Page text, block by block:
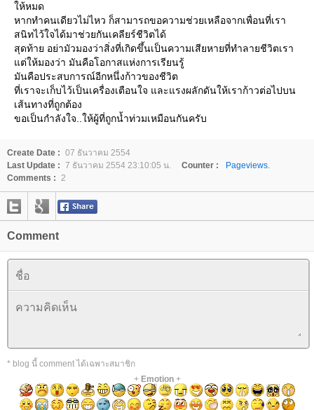
ให้หมด
หากทำคนเดียวไม่ไหว ก็สามารถขอความช่วยเหลือจากเพื่อนที่เรา
สนิทไว้ใจได้มาช่วยกันเคลียร์ชีวิตได้
สุดท้าย อย่ามัวมองว่าสิ่งที่เกิดขึ้นเป็นความเสียหายที่ทำลายชีวิตเรา
แต่ให้มองว่า มันคือโอกาสแห่งการเรียนรู้
มันคือประสบการณ์อีกหนึ่งก้าวของชีวิต
ที่เราจะเก็บไว้เป็นเครื่องเตือนใจ และแรงผลักดันให้เราก้าวต่อไปบน
เส้นทางที่ถูกต้อง
ขอเป็นกำลังใจ..ให้ผู้ที่ถูกน้ำท่วมเหมือนกันครับ
Create Date : 07 ธันวาคม 2554
Last Update : 7 ธันวาคม 2554 23:10:05 น. Counter :
Pageviews.
Comments : 2
Comment
* blog นี้ comment ได้เฉพาะสมาชิก
+ Emotion+